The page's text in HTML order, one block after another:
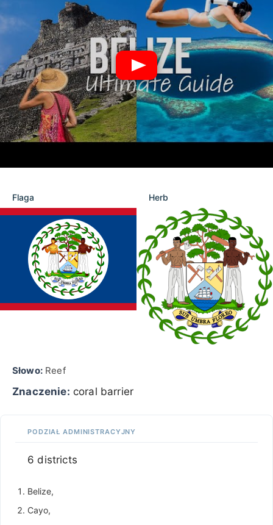
Flaga Herb
Słowo:Reef
Znaczenie: coral barrier
PODZIAŁ ADMINISTRACYJNY
6 districts
Belize,
Cayo,